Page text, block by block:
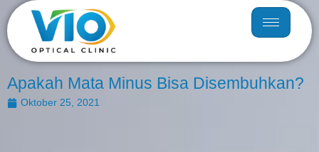
Apakah Mata Minus Bisa Disembuhkan?
Oktober 25, 2021